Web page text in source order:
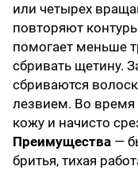
или четырех
повторяют
помогает меньше
сбривать щетину.
сбриваются
лезвием. Во время
кожу и начисто
Преимущества —
бритья, тихая